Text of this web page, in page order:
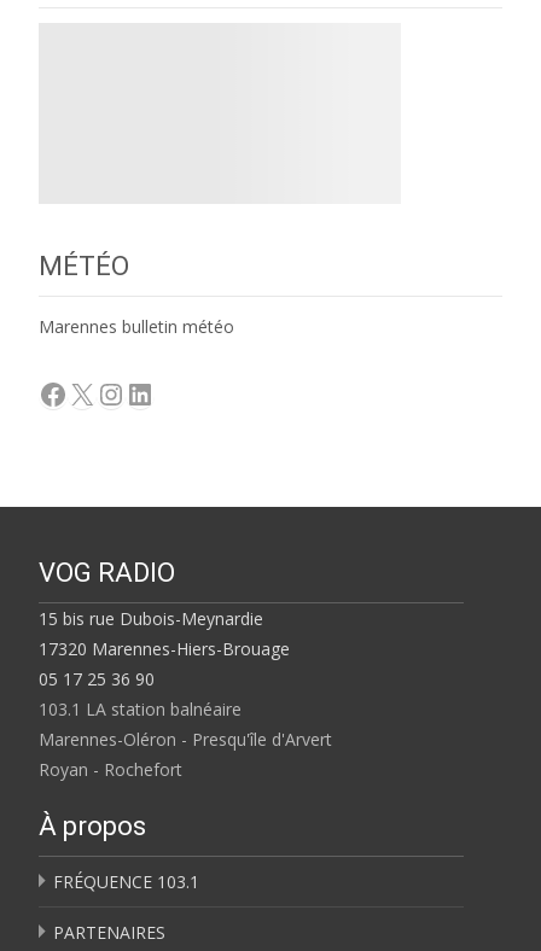
MÉTÉO
Marennes bulletin météo
Facebook
X Instagram
LinkedIn
VOG RADIO
15 bis rue Dubois-Meynardie
17320 Marennes-Hiers-Brouage
05 17 25 36 90
103.1 LA station balnéaire
Marennes-Oléron - Presqu'île d'Arvert
Royan - Rochefort
À propos
FRÉQUENCE 103.1
PARTENAIRES